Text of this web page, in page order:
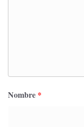
Nombre *